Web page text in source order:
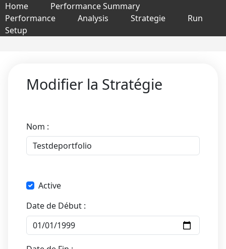
Home
Performance Summary
Performance
Analysis Strategie
Run
Setup
Modifier la Stratégie
Nom :
Active
Date de Début :